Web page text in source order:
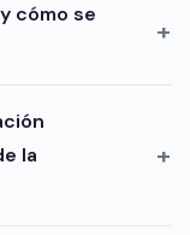
cómo se
la